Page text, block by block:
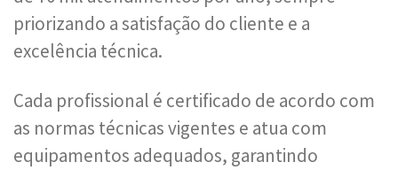
priorizando a satisfação do cliente e a
excelência técnica.
Cada profissional é certificado de acordo com
as normas técnicas vigentes e atua com
equipamentos adequados, garantindo